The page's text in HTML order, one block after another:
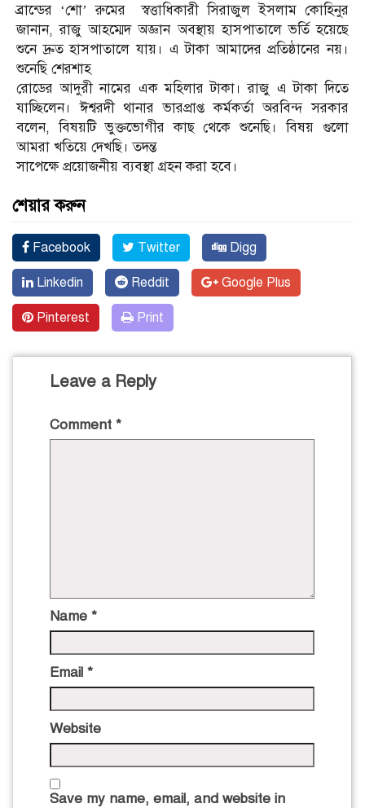
ব্রান্ডের ‘শো’ রুমের স্বত্তাধিকারী সিরাজুল ইসলাম কোহিনুর
জানান, রাজু আহম্মেদ অজ্ঞান অবস্থায় হাসপাতালে ভর্তি হয়েছে
শুনে দ্রুত হাসপাতালে যায়। এ টাকা আমাদের প্রতিষ্ঠানের নয়।
শুনেছি শেরশাহ
রোডের আদুরী নামের এক মহিলার টাকা। রাজু এ টাকা দিতে
যাচ্ছিলেন। ঈশ্বরদী থানার ভারপ্রাপ্ত কর্মকর্তা অরবিন্দ সরকার
বলেন, বিষয়টি ভুক্তভোগীর কাছ থেকে শুনেছি। বিষয় গুলো
আমরা খতিয়ে দেখছি। তদন্ত
সাপেক্ষে প্রয়োজনীয় ব্যবস্থা গ্রহন করা হবে।
শেয়ার করুন
Facebook Twitter Digg
Linkedin Reddit Google Plus
Pinterest Print
Leave a Reply
Comment *
Name *
Email *
Website
Save my name, email, and website in